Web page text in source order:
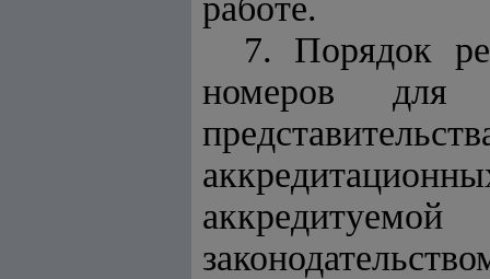
работе.
7. Порядок
номеров для